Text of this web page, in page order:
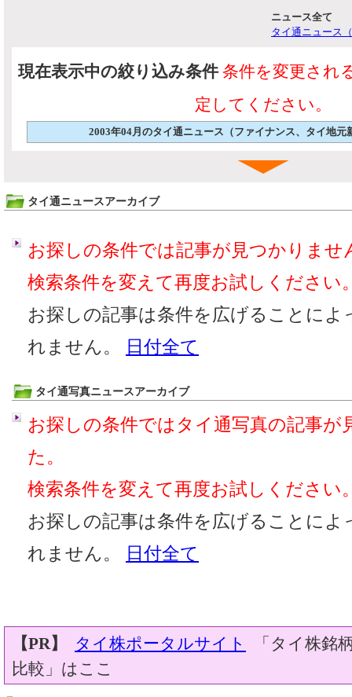
ニュース全て
タイ通ニュース
現在表示中の絞り込み条件 条件を変更され
定してください。
2003年04月のタイ通ニュース（ファイナンス、タイ地元
タイ通ニュースアーカイブ
お探しの条件では記事が見つかりませ
検索条件を変えて再度お試しください
お探しの記事は条件を広げることに
れません。
日付全て
タイ通写真ニュースアーカイブ
お探しの条件ではタイ通写真の記事が
た。
検索条件を変えて再度お試しください
お探しの記事は条件を広げることに
れません。
日付全て
【PR】 タイ株ポータルサイト
「タイ株銘
比較」はここ